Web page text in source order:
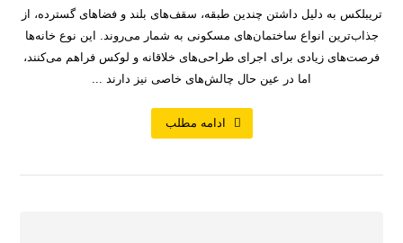
تریبلکس به دلیل داشتن چندین طبقه، سقف‌های بلند و فضاهای گسترده، از
جذاب‌ترین انواع ساختمان‌های مسکونی به شمار می‌روند. این نوع خانه‌ها
فرصت‌های زیادی برای اجرای طراحی‌های خلاقانه و لوکس فراهم می‌کنند،
اما در عین حال چالش‌های خاصی نیز دارند ...
ادامه مطلب